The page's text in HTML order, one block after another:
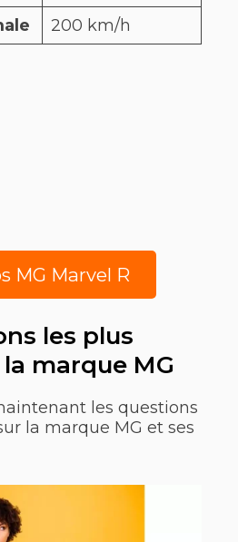
200 km/h
MG Marvel R
les plus
marque MG
les questions
la marque MG et ses